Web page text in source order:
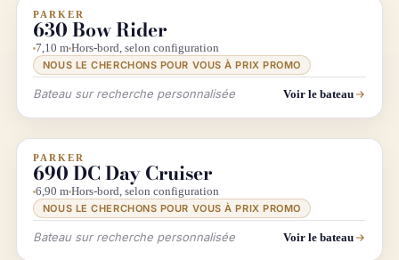
INFO & RECHERCHE
PARKER
630 Bow Rider
7,10 m Hors-bord, selon configuration
NOUS LE CHERCHONS POUR VOUS À PRIX PROMO
Bateau sur recherche personnalisée Voir le bateau
INFO & RECHERCHE
PARKER
690 DC Day Cruiser
6,90 m Hors-bord, selon configuration
NOUS LE CHERCHONS POUR VOUS À PRIX PROMO
Bateau sur recherche personnalisée Voir le bateau